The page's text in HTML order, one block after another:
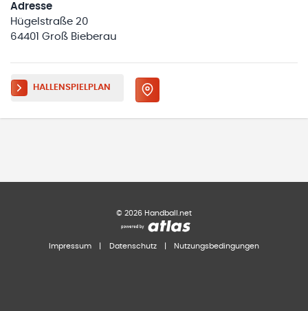
Adresse
Hügelstraße 20
64401 Groß Bieberau
HALLENSPIELPLAN
© 2026 Handball.net
Impressum Datenschutz Nutzungsbedingungen